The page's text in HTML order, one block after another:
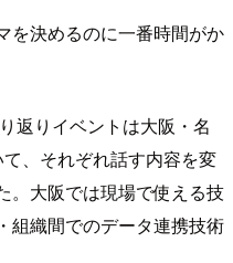
を決めるのに一番時間がか
返りイベントは大阪・名
、それぞれ話す内容を変
。大阪では現場で使える技
組織間でのデータ連携技術